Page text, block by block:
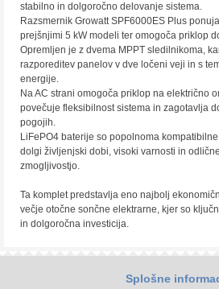
stabilno in dolgoročno delovanje sistema.
Razsmernik Growatt SPF6000ES Plus
prejšnjimi 5 kW modeli ter omogoča priklop
Opremljen je z dvema MPPT sledilnikoma,
razporeditev panelov v dve ločeni veji in s
energije.
Na AC strani omogoča priklop na električno
povečuje fleksibilnost sistema in zagotavlja
pogojih.
LiFePO4 baterije so popolnoma
dolgi življenjski dobi, visoki varnosti in
zmogljivostjo.
Ta komplet predstavlja eno najbolj
večje otočne sončne elektrarne, kjer so
in dolgoročna investicija.
Splošne